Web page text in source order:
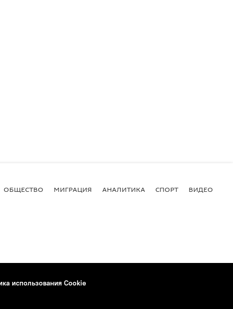
ОБЩЕСТВО МИГРАЦИЯ АНАЛИТИКА СПОРТ ВИДЕО
использования Cookie